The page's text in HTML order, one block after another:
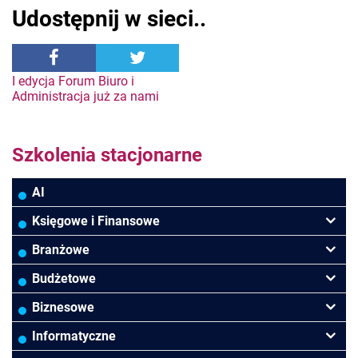
Udostępnij w sieci..
Nawigacja
I edycja Forum Biuro i
Administracja już za nami
Szkolenia stacjonarne
AI
Księgowe i Finansowe
Podatki VAT/CIT/PIT
Rachunkowość
Finanse
Controlling
Branżowe
Banki
Budowlana/Deweloperska
HoReCa
Budżetowe
Rachunkowość budżetowa
Kadry i płace
Biznesowe
Przywództwo/Zarządzanie
Informatyczne